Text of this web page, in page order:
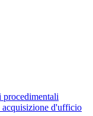
d'ufficio